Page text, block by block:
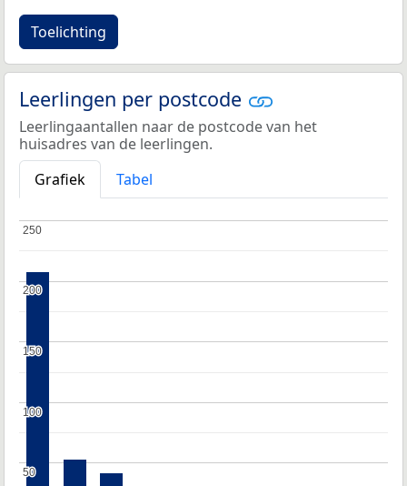
Toelichting
Leerlingen per postcode
Leerlingaantallen naar de postcode van het
huisadres van de leerlingen.
Grafiek
Tabel
50
50
100
100
150
150
200
200
250
250